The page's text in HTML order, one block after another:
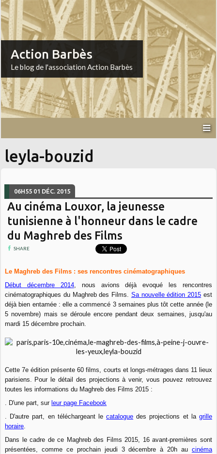
Action Barbès
Le blog de l'association Action Barbès
leyla-bouzid
06H55 01 DÉC. 2015
Au cinéma Louxor, la jeunesse
tunisienne à l'honneur dans le cadre
du Maghreb des Films
SHARE
Le Maghreb des Films : ses rencontres cinématographiques
Début décembre 2014, nous avions déjà evoqué les rencontres
cinématographiques du Maghreb des Films. Sa nouvelle édition 2015 est
déjà bien entamée : elle a commencé 3 semaines plus tôt cette année (le
5 novembre) mais se déroule encore pendant deux semaines, jusqu'au
mardi 15 décembre prochain.
Cette 7e édition présente 60 films, courts et longs-métrages dans 11 lieux
parisiens.
Pour le détail des projections à venir, vous pouvez retrouvez
toutes les informations du Maghreb des Films 2015 :
. D'une part, sur leur page Facebook
. D'autre part, en téléchargeant lecatalogue des projections et la grille
horaire.
Dans le cadre de ce Maghreb des Films 2015, 16 avant-premières sont
présentées, comme ce prochain jeudi 3 décembre à 20h au cinéma